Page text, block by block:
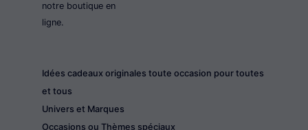
notre boutique en
ligne.
Idées cadeaux originales toute occasion pour toutes
et tous
Univers et Marques
Occasions ou Thèmes spéciaux